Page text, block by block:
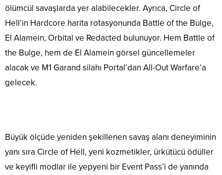
ölümcül savaşlarda yer alabilecekler. Ayrıca, Circle of
Hell’in Hardcore harita rotasyonunda Battle of the Bulge,
El Alamein, Orbital ve Redacted bulunuyor. Hem Battle of
the Bulge, hem de El Alamein görsel güncellemeler
alacak ve M1 Garand silahı Portal’dan All-Out Warfare’a
gelecek.
Büyük ölçüde yeniden şekillenen savaş alanı deneyiminin
yanı sıra Circle of Hell, yeni kozmetikler, ürkütücü ödüller
ve keyifli modlar ile yepyeni bir Event Pass’i de yanında